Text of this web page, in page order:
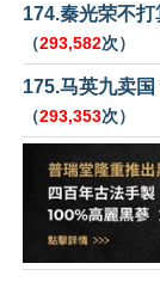
174.秦光荣不
（293,582次）
175.马英九卖
（293,353次）